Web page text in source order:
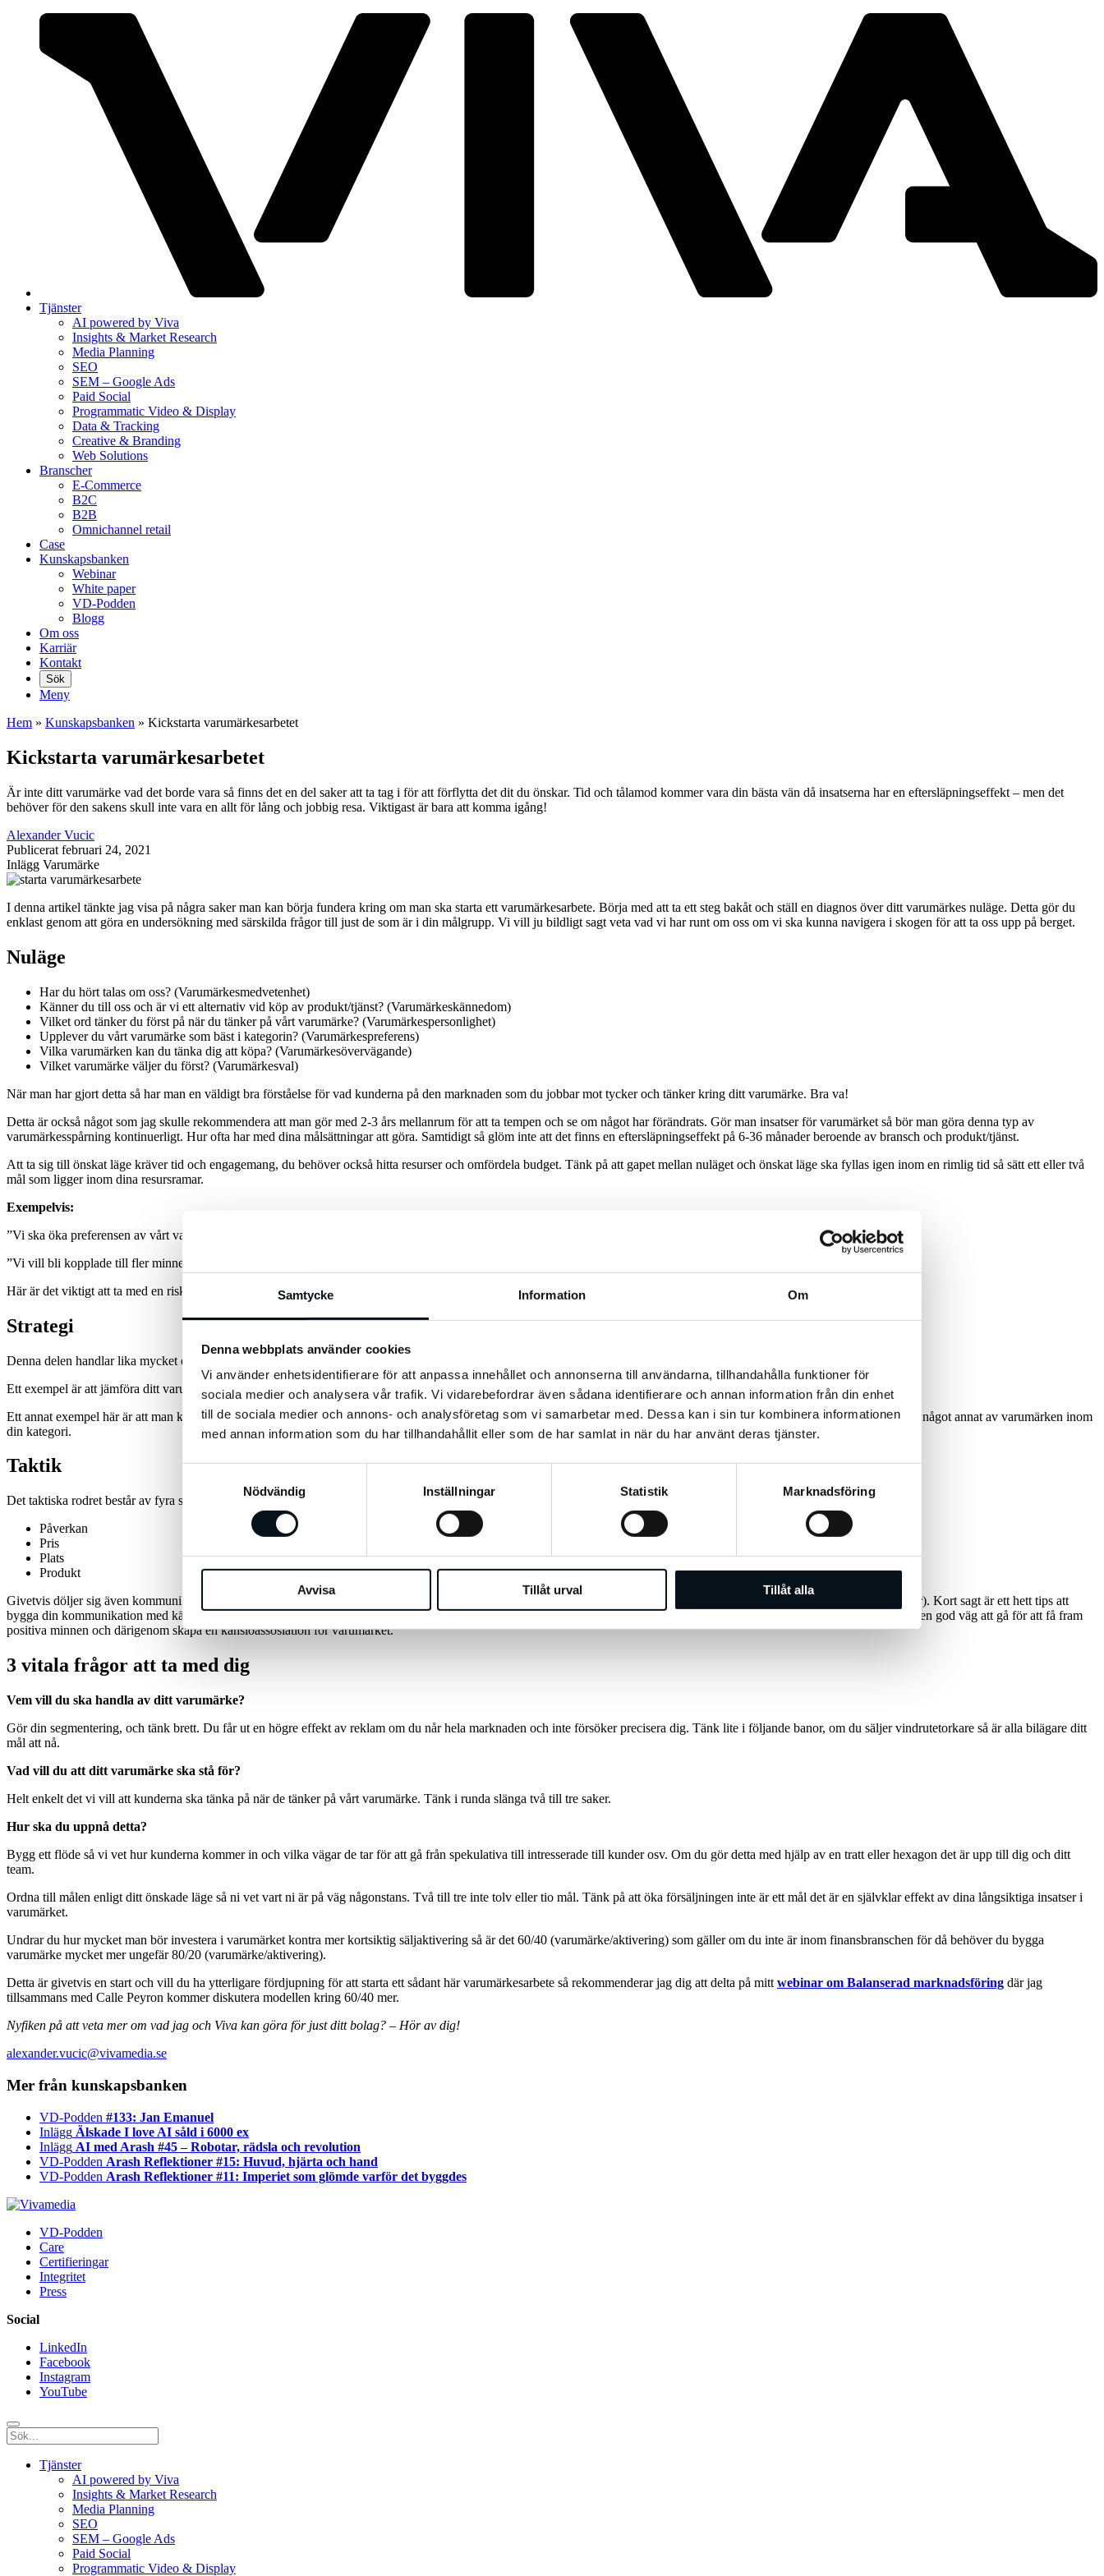
Samtycke Information Om
Denna webbplats använder cookies
Vi använder enhetsidentifierare för att anpassa innehållet och annonserna till användarna, tillhandahålla funktioner för
sociala medier och analysera vår trafik. Vi vidarebefordrar även sådana identifierare och annan information från din enhet
till de sociala medier och annons- och analysföretag som vi samarbetar med. Dessa kan i sin tur kombinera informationen
med annan information som du har tillhandahållit eller som de har samlat in när du har använt deras tjänster.
Nödvändig
Inställningar Statistik Marknadsföring
Avvisa Tillåt urval Tillåt alla
Tjänster
AI powered by Viva
Insights & Market Research
Media Planning
SEO
SEM – Google Ads
Paid Social
Programmatic Video & Display
Data & Tracking
Creative & Branding
Web Solutions
Branscher
E-Commerce
B2C
B2B
Omnichannel retail
Case
Kunskaps­banken
Webinar
White paper
VD-Podden
Blogg
Om oss
Karriär
Kontakt
Sök
Meny
Hem » Kunskaps­banken » Kickstarta varumärkesarbetet
Kickstarta varumärkesarbetet
Är inte ditt varumärke vad det borde vara så finns det en del saker att ta tag i för att förflytta det dit du önskar. Tid och tålamod kommer vara din bästa vän då insatserna har en eftersläpningseffekt – men det
behöver för den sakens skull inte vara en allt för lång och jobbig resa. Viktigast är bara att komma igång!
Alexander Vucic
Publicerat februari 24, 2021
Inlägg Varumärke
I denna artikel tänkte jag visa på några saker man kan börja fundera kring om man ska starta ett varumärkesarbete. Börja med att ta ett steg bakåt och ställ en diagnos över ditt varumärkes nuläge. Detta gör du
enklast genom att göra en undersökning med särskilda frågor till just de som är i din målgrupp. Vi vill ju bildligt sagt veta vad vi har runt om oss om vi ska kunna navigera i skogen för att ta oss upp på berget.
Nuläge
Har du hört talas om oss? (Varumärkesmedvetenhet)
Känner du till oss och är vi ett alternativ vid köp av produkt/tjänst? (Varumärkeskännedom)
Vilket ord tänker du först på när du tänker på vårt varumärke? (Varumärkespersonlighet)
Upplever du vårt varumärke som bäst i kategorin? (Varumärkespreferens)
Vilka varumärken kan du tänka dig att köpa? (Varumärkesövervägande)
Vilket varumärke väljer du först? (Varumärkesval)
När man har gjort detta så har man en väldigt bra förståelse för vad kunderna på den marknaden som du jobbar mot tycker och tänker kring ditt varumärke. Bra va!
Detta är också något som jag skulle rekommendera att man gör med 2-3 års mellanrum för att ta tempen och se om något har förändrats. Gör man insatser för varumärket så bör man göra denna typ av
varumärkesspårning kontinuerligt. Hur ofta har med dina målsättningar att göra. Samtidigt så glöm inte att det finns en eftersläpningseffekt på 6-36 månader beroende av bransch och produkt/tjänst.
Att ta sig till önskat läge kräver tid och engagemang, du behöver också hitta resurser och omfördela budget. Tänk på att gapet mellan nuläget och önskat läge ska fyllas igen inom en rimlig tid så sätt ett eller två
mål som ligger inom dina resursramar.
Exempelvis:
”Vi ska öka preferensen av vårt varumärke inom kundsegment X från 5-25% inom 24 månader.”
”Vi vill bli kopplade till fler minnes utlösare vid behovssituationen för kundsegment Y från 5 till 10 innan 20xx-01-23.”
Här är det viktigt att ta med en riskavvägning så att eventuella investeringar går att få igen under tiden så att bolaget kan stå sig om allt skulle gå åt pipan.
Strategi
Denna delen handlar lika mycket om vad vi inte ska göra som vad vi ska göra. Det är helt enkelt en disciplinövning i att göra tydliga val. Håll fokus och tappa inte momentum!
Ett exempel är att jämföra ditt varumärke med branschkollegorna i en MÖTA matris, på så vis kan man få en ganska snabb överblick och se vart man har eventuella utmaningar.
Ett annat exempel här är att man kan behöva se över sinaffärsmodelloch kanske modellera om den för att kunna leverera ett annat värde till kundsegmentet som nu förväntar sig något annat av varumärken inom
din kategori.
Taktik
Det taktiska rodret består av fyra spakar och du kommer säkerligen att känna igen dem så jag går inte in i mer detalj än så här.
Påverkan
Pris
Plats
Produkt
Givetvis döljer sig även kommunikativt budskap under rubriken taktik, vilket kräver en helt egen lång text så jag går inte djupare in i den delen i den här texten (fortsättning följer). Kort sagt är ett hett tips att
bygga din kommunikation med känslor, hitta dem som är relevanta för ditt varumärke och din målgrupp för att träffa rätt. Exempelvis har jag en hypotes om att nostalgi kan vara en god väg att gå för att få fram
positiva minnen och därigenom skapa en känsloassosiation för varumärket.
3 vitala frågor att ta med dig
Vem vill du ska handla av ditt varumärke?
Gör din segmentering, och tänk brett. Du får ut en högre effekt av reklam om du når hela marknaden och inte försöker precisera dig. Tänk lite i följande banor, om du säljer vindrutetorkare så är alla bilägare ditt
mål att nå.
Vad vill du att ditt varumärke ska stå för?
Helt enkelt det vi vill att kunderna ska tänka på när de tänker på vårt varumärke. Tänk i runda slänga två till tre saker.
Hur ska du uppnå detta?
Bygg ett flöde så vi vet hur kunderna kommer in och vilka vägar de tar för att gå från spekulativa till intresserade till kunder osv. Om du gör detta med hjälp av en tratt eller hexagon det är upp till dig och ditt
team.
Ordna till målen enligt ditt önskade läge så ni vet vart ni är på väg någonstans. Två till tre inte tolv eller tio mål. Tänk på att öka försäljningen inte är ett mål det är en självklar effekt av dina långsiktiga insatser i
varumärket.
Undrar du hur mycket man bör investera i varumärket kontra mer kortsiktig säljaktivering så är det 60/40 (varumärke/aktivering) som gäller om du inte är inom finansbranschen för då behöver du bygga
varumärke mycket mer ungefär 80/20 (varumärke/aktivering).
Detta är givetvis en start och vill du ha ytterligare fördjupning för att starta ett sådant här varumärkesarbete så rekommenderar jag dig att delta på mitt webinar om Balanserad marknadsföring där jag
tillsammans med Calle Peyron kommer diskutera modellen kring 60/40 mer.
Nyfiken på att veta mer om vad jag och Viva kan göra för just ditt bolag? – Hör av dig!
alexander.vucic@vivamedia.se
Mer från kunskapsbanken
VD-Podden #133: Jan Emanuel
Inlägg Älskade I love AI såld i 6000 ex
Inlägg AI med Arash #45 – Robotar, rädsla och revolution
VD-Podden Arash Reflektioner #15: Huvud, hjärta och hand
VD-Podden Arash Reflektioner #11: Imperiet som glömde varför det byggdes
VD-Podden
Care
Certifieringar
Integritet
Press
Social
LinkedIn
Facebook
Instagram
YouTube
Tjänster
AI powered by Viva
Insights & Market Research
Media Planning
SEO
SEM – Google Ads
Paid Social
Programmatic Video & Display